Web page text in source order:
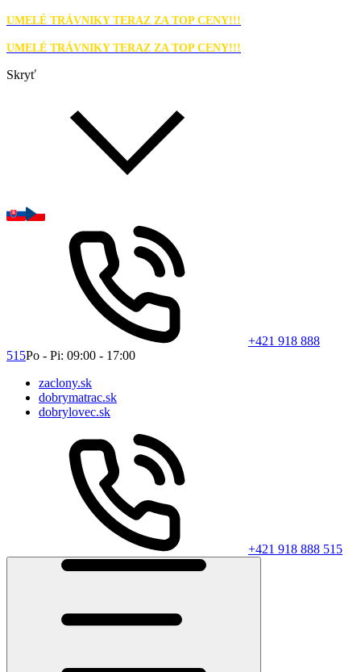
UMELÉ TRÁVNIKY TERAZ ZA TOP CENY!!!
UMELÉ TRÁVNIKY TERAZ ZA TOP CENY!!!
Skryť
+421 918 888
515Po - Pi: 09:00 - 17:00
zaclony.sk
dobrymatrac.sk
dobrylovec.sk
+421 918 888 515